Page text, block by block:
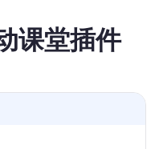
课堂插件